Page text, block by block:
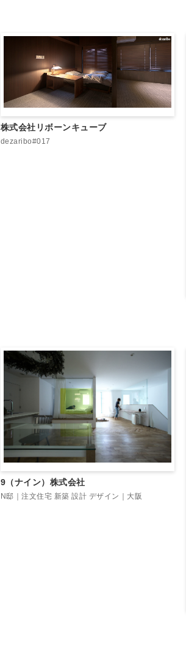
株式会社リボーンキューブ
dezaribo#017
9（ナイン）株式会社
N邸｜注文住宅 新築 設計 デザイン｜大阪